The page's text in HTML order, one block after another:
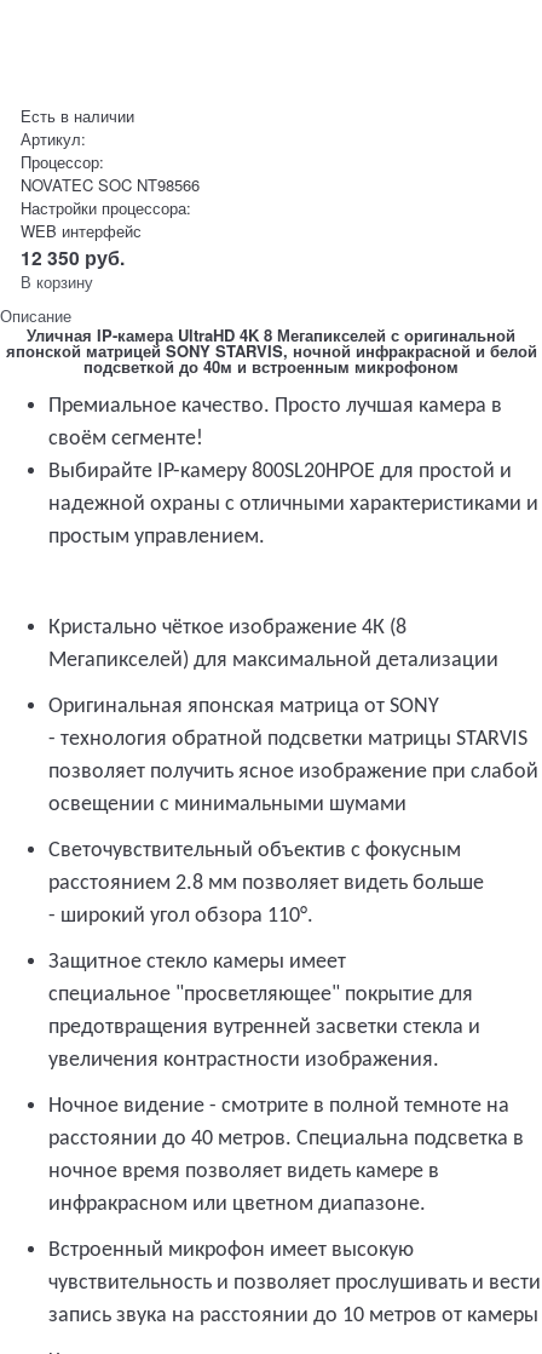
Есть в наличии
Артикул:
Процессор:
NOVATEC SOC NT98566
Настройки процессора:
WEB интерфейс
12 350 руб.
В корзину
Описание
Уличная IP-камера UltraHD 4K 8 Мегапикселей с оригинальной
японской матрицей SONY STARVIS, ночной инфракрасной и белой
подсветкой до 40м и встроенным микрофоном
Премиальное качество. Просто лучшая камера в
своём сегменте!
Выбирайте IP-камеру 800SL20HPOE для простой и
надежной охраны с отличными характеристиками и
простым управлением.
Кристально чёткое изображение 4К (8
Мегапикселей) для максимальной детализации
Оригинальная японская матрица от SONY
- технология обратной подсветки матрицы STARVIS
позволяет получить ясное изображение при слабой
освещении с минимальными шумами
Светочувствительный объектив с фокусным
расстоянием 2.8 мм позволяет видеть больше
- широкий угол обзора 110°.
Защитное стекло камеры имеет
специальное "просветляющее" покрытие для
предотвращения вутренней засветки стекла и
увеличения контрастности изображения.
Ночное видение - смотрите в полной темноте на
расстоянии до 40 метров. Специальна подсветка в
ночное время позволяет видеть камере в
инфракрасном или цветном диапазоне.
Встроенный микрофон имеет высокую
чувствительность и позволяет прослушивать и вести
запись звука на расстоянии до 10 метров от камеры